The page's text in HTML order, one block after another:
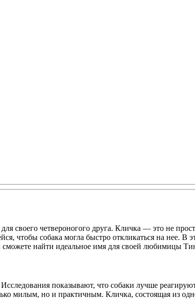
своего четвероногого друга. Кличка — это не
чтобы собака могла быстро откликаться на нее. В
найти идеальное имя для своей любимицы
показывают, что собаки лучше
милым, но и практичным. Кличка, состоящая из